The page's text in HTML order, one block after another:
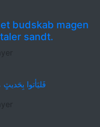
budskab magen
sandt.
فَليَأتوا